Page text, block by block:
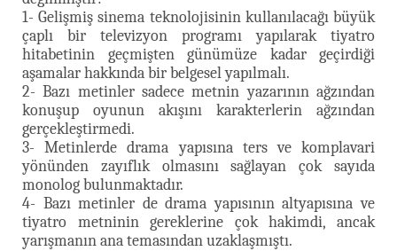
1- Gelişmiş sinema teknolojisinin kullanılacağı büyük
çaplı bir televizyon programı yapılarak tiyatro
hitabetinin geçmişten günümüze kadar geçirdiği
aşamalar hakkında bir belgesel yapılmalı.
2- Bazı metinler sadece metnin yazarının ağzından
konuşup oyunun akışını karakterlerin ağzından
gerçekleştirmedi.
3- Metinlerde drama yapısına ters ve komplavari
yönünden zayıflık olmasını sağlayan çok sayıda
monolog bulunmaktadır.
4- Bazı metinler de drama yapısının altyapısına ve
tiyatro metninin gereklerine çok hakimdi, ancak
yarışmanın ana temasından uzaklaşmıştı.